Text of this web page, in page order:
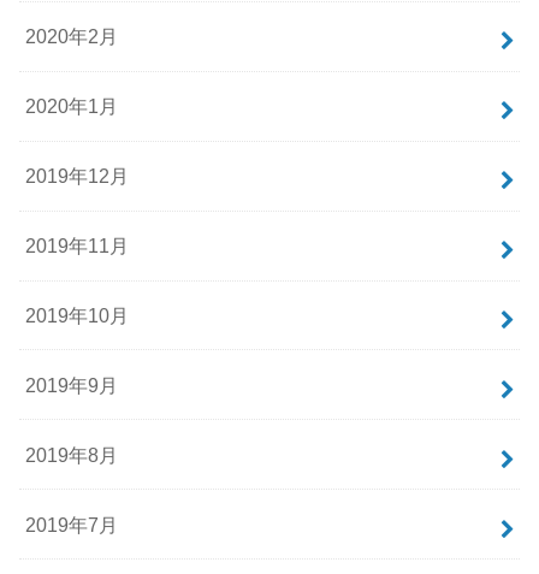
2020年2月
2020年1月
2019年12月
2019年11月
2019年10月
2019年9月
2019年8月
2019年7月